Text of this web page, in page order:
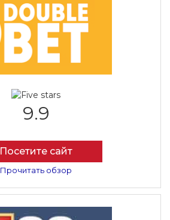
9.9
Посетите сайт
Прочитать обзор